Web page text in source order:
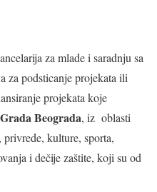
za mlade i saradnju sa
za podsticanje projekata ili
projekata koje
Beograda, iz oblasti
privrede, kulture, sporta,
i dečije zaštite, koji su od